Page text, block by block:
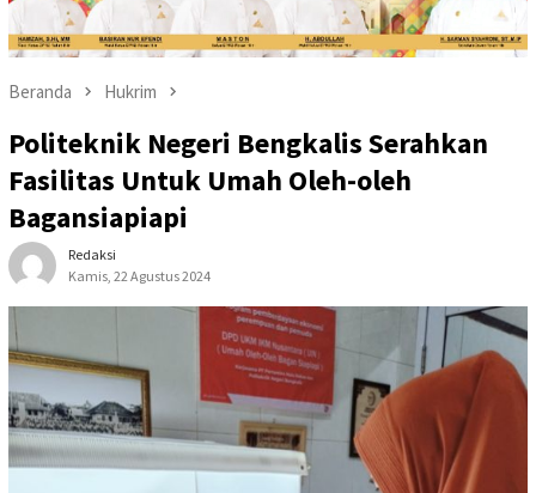
Beranda Hukrim
Politeknik Negeri Bengkalis Serahkan
Fasilitas Untuk Umah Oleh-oleh
Bagansiapiapi
Redaksi
Kamis, 22 Agustus 2024